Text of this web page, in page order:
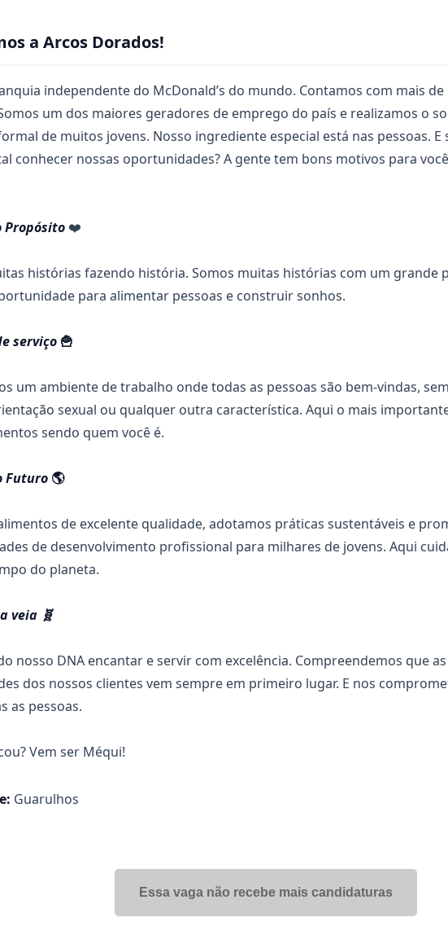
a Arcos Dorados!
independente do McDonald’s do mundo. Contamos com mais
um dos maiores geradores de emprego do país e realizamos o
de muitos jovens. Nosso ingrediente especial está nas pessoas. E
conhecer nossas oportunidades? A gente tem bons motivos para
Propósito ❤️
histórias fazendo história. Somos muitas histórias com um grande
para alimentar pessoas e construir sonhos.
serviço 🍟
um ambiente de trabalho onde todas as pessoas são bem-vindas,
sexual ou qualquer outra característica. Aqui o mais
sendo quem você é.
Futuro 🌎
de excelente qualidade, adotamos práticas sustentáveis e
de desenvolvimento profissional para milhares de jovens. Aqui
do planeta.
veia 🧬
nosso DNA encantar e servir com excelência. Compreendemos que
dos nossos clientes vem sempre em primeiro lugar. E nos
as pessoas.
Vem ser Méqui!
Guarulhos
Essa vaga não recebe mais candidaturas